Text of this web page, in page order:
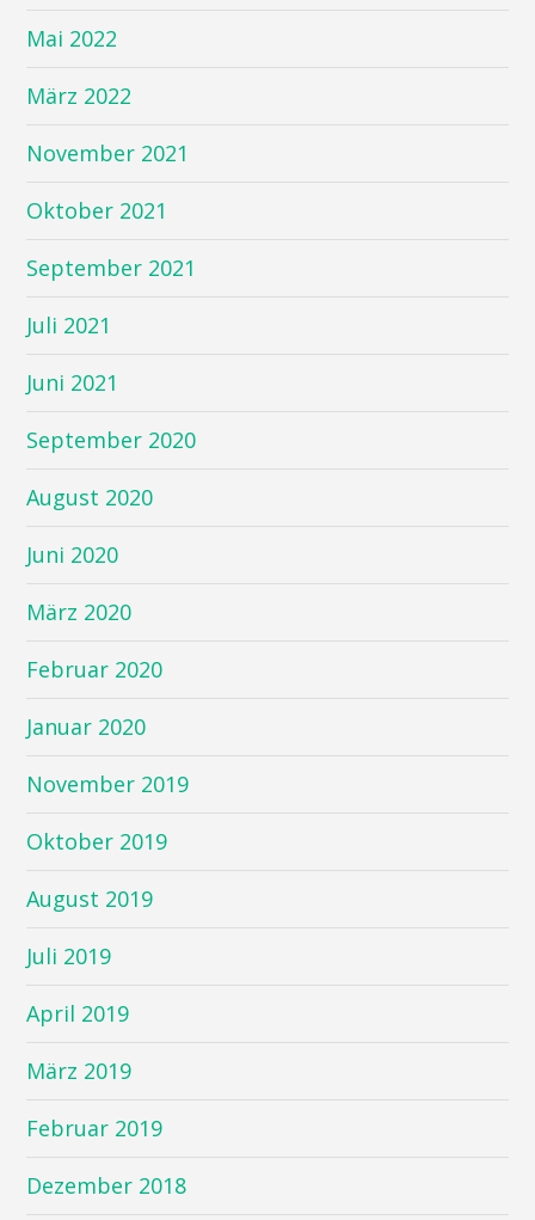
Mai 2022
März 2022
November 2021
Oktober 2021
September 2021
Juli 2021
Juni 2021
September 2020
August 2020
Juni 2020
März 2020
Februar 2020
Januar 2020
November 2019
Oktober 2019
August 2019
Juli 2019
April 2019
März 2019
Februar 2019
Dezember 2018